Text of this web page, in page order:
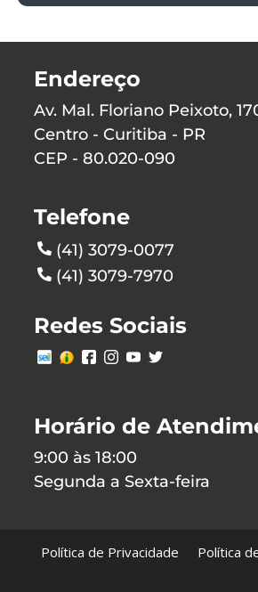
Endereço
Av. Mal. Floriano Peixoto,
Centro - Curitiba - PR
CEP - 80.020-090
Telefone
(41) 3079-0077
(41) 3079-7970
Redes Sociais
Horário de
9:00 às 18:00
Segunda a Sexta-feira
Política de Privacidade Política